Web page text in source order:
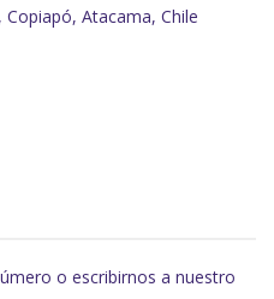
Atacama, Chile
o escribirnos a nuestro